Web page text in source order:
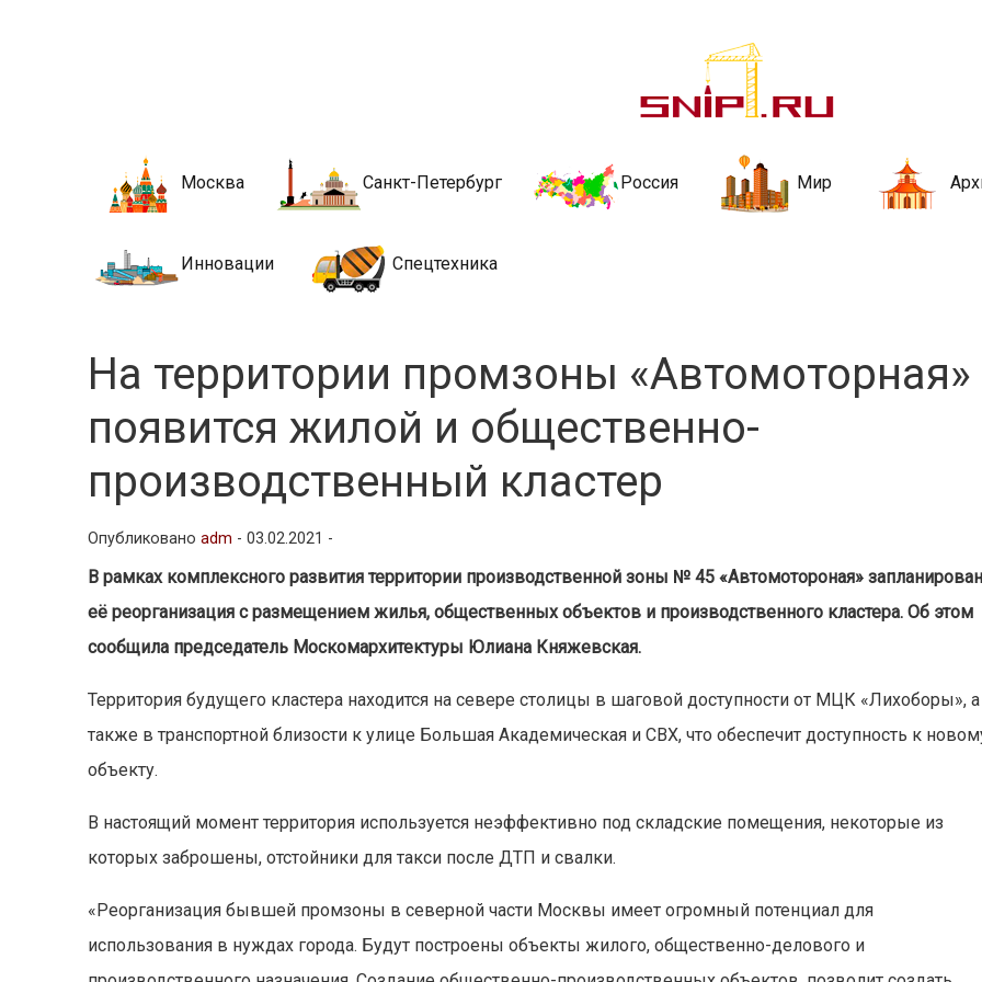
Новости строительства и
стройкой рубрики
Москва Санкт-Петербург Россия Мир
Инновации Спецтехника
На территории промзоны «Автомоторная»
появится жилой и общественно-
производственный кластер
Опубликованоadm -03.02.2021 -
В рамках комплексного развития территории производственной зоны № 45 «Автомотороная»
её реорганизация с размещением жилья, общественных объектов и производственного кластера. Об этом
сообщила председатель Москомархитектуры Юлиана Княжевская.
Территория будущего кластера находится на севере столицы в шаговой доступности от МЦК «Лихоборы», а
также в транспортной близости к улице Большая Академическая и СВХ, что обеспечит доступность к
объекту.
В настоящий момент территория используется неэффективно под складские помещения, некоторые из
которых заброшены, отстойники для такси после ДТП и свалки.
«Реорганизация бывшей промзоны в северной части Москвы имеет огромный потенциал для
использования в нуждах города. Будут построены объекты жилого, общественно-делового и